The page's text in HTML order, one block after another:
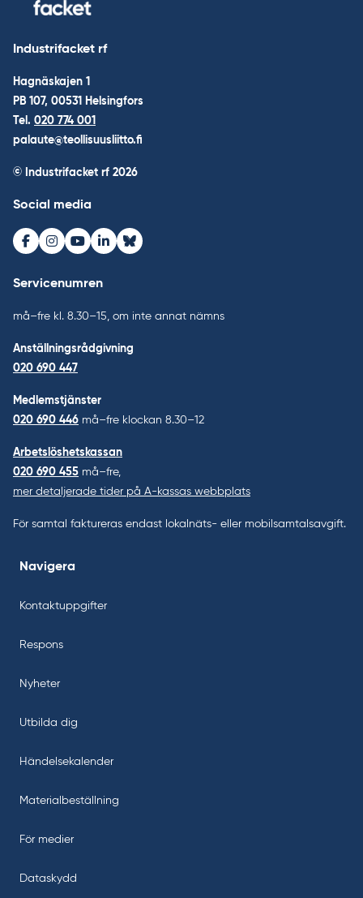
Industrifacket rf
Hagnäskajen 1
PB 107, 00531 Helsingfors
Tel. 020 774 001
palaute@teollisuusliitto.fi
© Industrifacket rf 2026
Social media
Facebook
Instagram
Youtube
LinkedInBluesky
Servicenumren
må–fre kl. 8.30–15, om inte annat nämns
Anställningsrådgivning
020 690 447
Medlemstjänster
020 690 446 må–fre klockan 8.30–12
Arbetslöshetskassan
020 690 455 må–fre,
mer detaljerade tider på A-kassas webbplats
För samtal faktureras endast lokalnäts- eller mobilsamtalsavgift.
Navigera
Kontaktuppgifter
Respons
Nyheter
Utbilda dig
Händelsekalender
Materialbeställning
För medier
Dataskydd